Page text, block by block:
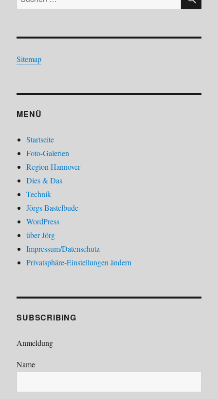
nach:
Sitemap
MENÜ
Startseite
Foto-Galerien
Region Hannover
Dies & Das
Technik
Jörgs Bastelbude
WordPress
über Jörg
Impressum/Datenschutz
Privatsphäre-Einstellungen ändern
SUBSCRIBING
Anmeldung
Name